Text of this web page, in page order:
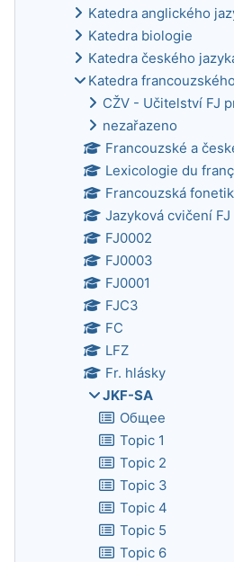
Katedra anglického
Katedra biologie
Katedra českého
Katedra
CŽV - Učitelství FJ
nezařazeno
Francouzské a
Lexicologie du
Francouzská
Jazyková cvičení FJ
FJ0002
FJ0003
FJ0001
FJC3
FC
LFZ
Fr. hlásky
JKF-SA
Общее
Topic 1
Topic 2
Topic 3
Topic 4
Topic 5
Topic 6